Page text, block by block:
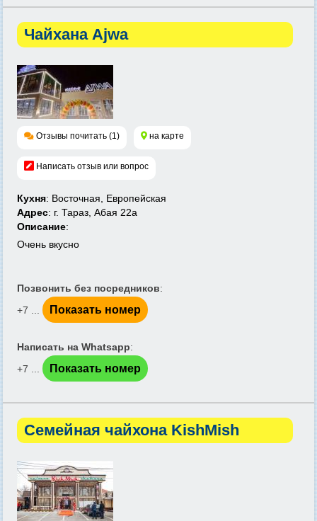
Чайхана Ajwa
Отзывы почитать (1) на карте
Написать отзыв или вопрос
Кухня: Восточная, Европейская
Адрес: г. Тараз, Абая 22а
Описание:
Очень вкусно
Позвонить без посредников:
+7 ...
Показать номер
Написать на Whatsapp:
+7 ...
Показать номер
Семейная чайхона KishMish